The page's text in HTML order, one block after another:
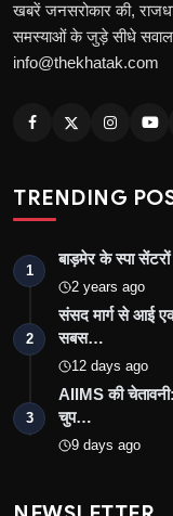
खबरें जनसरोकार की,
समस्याओं के जुड़े सीधे
info@thekhatak.com
TRENDING
1
बाड़मेर के स्पा
2 years ago
2
संसद मार्ग से आई
सबस…
12 days ago
3
AIIMS की
चुप…
9 days ago